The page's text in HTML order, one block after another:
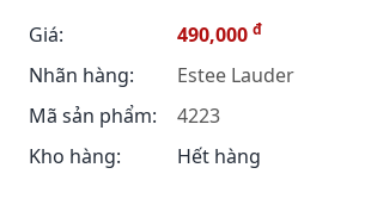
Giá: 490,000 đ
Nhãn hàng:
Estee Lauder
Mã sản phẩm:
4223
Kho hàng:
Hết hàng